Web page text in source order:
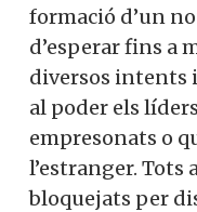
formació d’un
d’esperar fins a
diversos intents
al poder els
empresonats o
l’estranger.
bloquejats per